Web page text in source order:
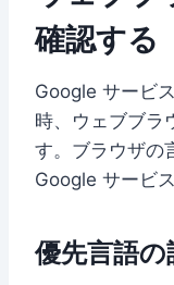
確認する
Google サービ
時、ウェブブラ
す。ブラウザの
Google サービ
優先言語の